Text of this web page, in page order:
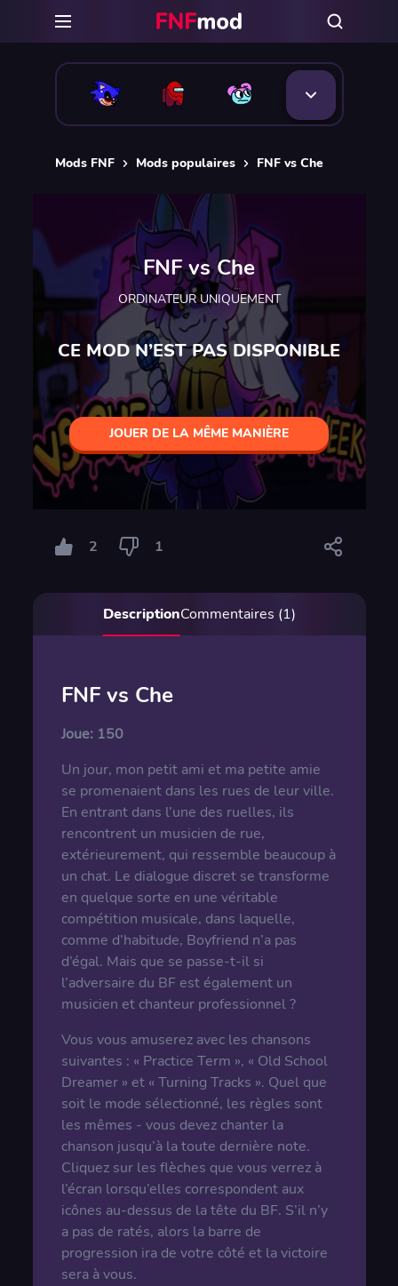
Mods FNF Mods populaires FNF vs Che
FNF vs Che
ORDINATEUR UNIQUEMENT
CE MOD N’EST PAS DISPONIBLE
JOUER DE LA MÊME MANIÈRE
2 1
DescriptionCommentaires (1)
FNF vs Che
Joue: 150
Un jour, mon petit ami et ma petite amie
se promenaient dans les rues de leur ville.
En entrant dans l’une des ruelles, ils
rencontrent un musicien de rue,
extérieurement, qui ressemble beaucoup à
un chat. Le dialogue discret se transforme
en quelque sorte en une véritable
compétition musicale, dans laquelle,
comme d’habitude, Boyfriend n’a pas
d’égal. Mais que se passe-t-il si
l’adversaire du BF est également un
musicien et chanteur professionnel ?
Vous vous amuserez avec les chansons
suivantes : « Practice Term », « Old School
Dreamer » et « Turning Tracks ». Quel que
soit le mode sélectionné, les règles sont
les mêmes - vous devez chanter la
chanson jusqu’à la toute dernière note.
Cliquez sur les flèches que vous verrez à
l’écran lorsqu’elles correspondent aux
icônes au-dessus de la tête du BF. S’il n’y
a pas de ratés, alors la barre de
progression ira de votre côté et la victoire
sera à vous.